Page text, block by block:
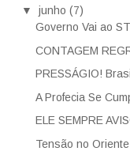
▼ junho (7)
Governo Vai ao
CONTAGEM
PRESSÁGIO!
A Profecia Se
ELE SEMPRE
Tensão no